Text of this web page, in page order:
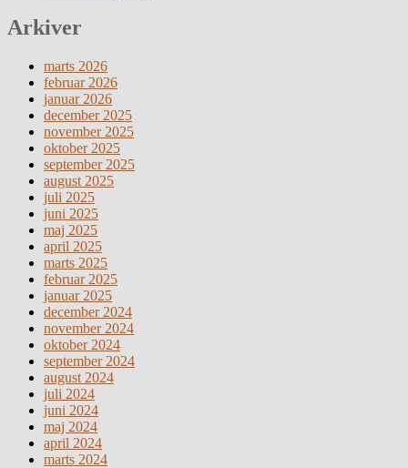
Arkiver
marts 2026
februar 2026
januar 2026
december 2025
november 2025
oktober 2025
september 2025
august 2025
juli 2025
juni 2025
maj 2025
april 2025
marts 2025
februar 2025
januar 2025
december 2024
november 2024
oktober 2024
september 2024
august 2024
juli 2024
juni 2024
maj 2024
april 2024
marts 2024